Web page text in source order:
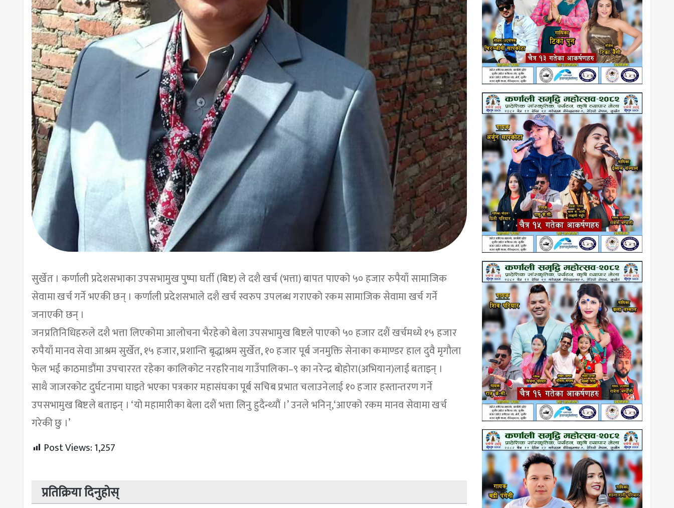
सुर्खेत । कर्णाली प्रदेशसभाका उपसभामुख पुष्पा घर्ती (बिष्ट) ले दशै खर्च (भत्ता) बापत पाएको ५० हजार रुपैयाँ सामाजिक
सेवामा खर्च गर्ने भएकी छन् । कर्णाली प्रदेशसभाले दशै खर्च स्वरुप उपलब्ध गराएको रकम सामाजिक सेवामा खर्च गर्ने
जनाएकी छन् ।
जनप्रतिनिधिहरुले दशै भत्ता लिएकोमा आलोचना भैरहेको बेला उपसभामुख बिष्टले पाएको ५० हजार दशैं खर्चमध्ये १५ हजार
रुपैयाँ मानव सेवा आश्रम सुर्खेत, १५ हजार, प्रशान्ति बृद्धाश्रम सुर्खेत, १० हजार पूर्ब जनमुक्ति सेनाका कमाण्डर हाल दुवै मृगौला
फेल भई काठमाडौंमा उपचाररत रहेका कालिकोट नरहरिनाथ गाउँपालिका–९ का नरेन्द्र बोहोरा(अभियान)लाई बताइन् ।
साथै जाजरकोट दुर्घटनामा घाइते भएका पत्रकार महासंघका पूर्ब सचिब प्रभात चलाउनेलाई १० हजार हस्तान्तरण गर्ने
उपसभामुख बिष्टले बताइन् । ‘यो महामारीका बेला दशैं भत्ता लिनु हुदैन्थ्यौं ।’ उनले भनिन्,‘आएको रकम मानव सेवामा खर्च
गरेकी छु ।’
Post Views:1,257
प्रतिक्रिया दिनुहोस्